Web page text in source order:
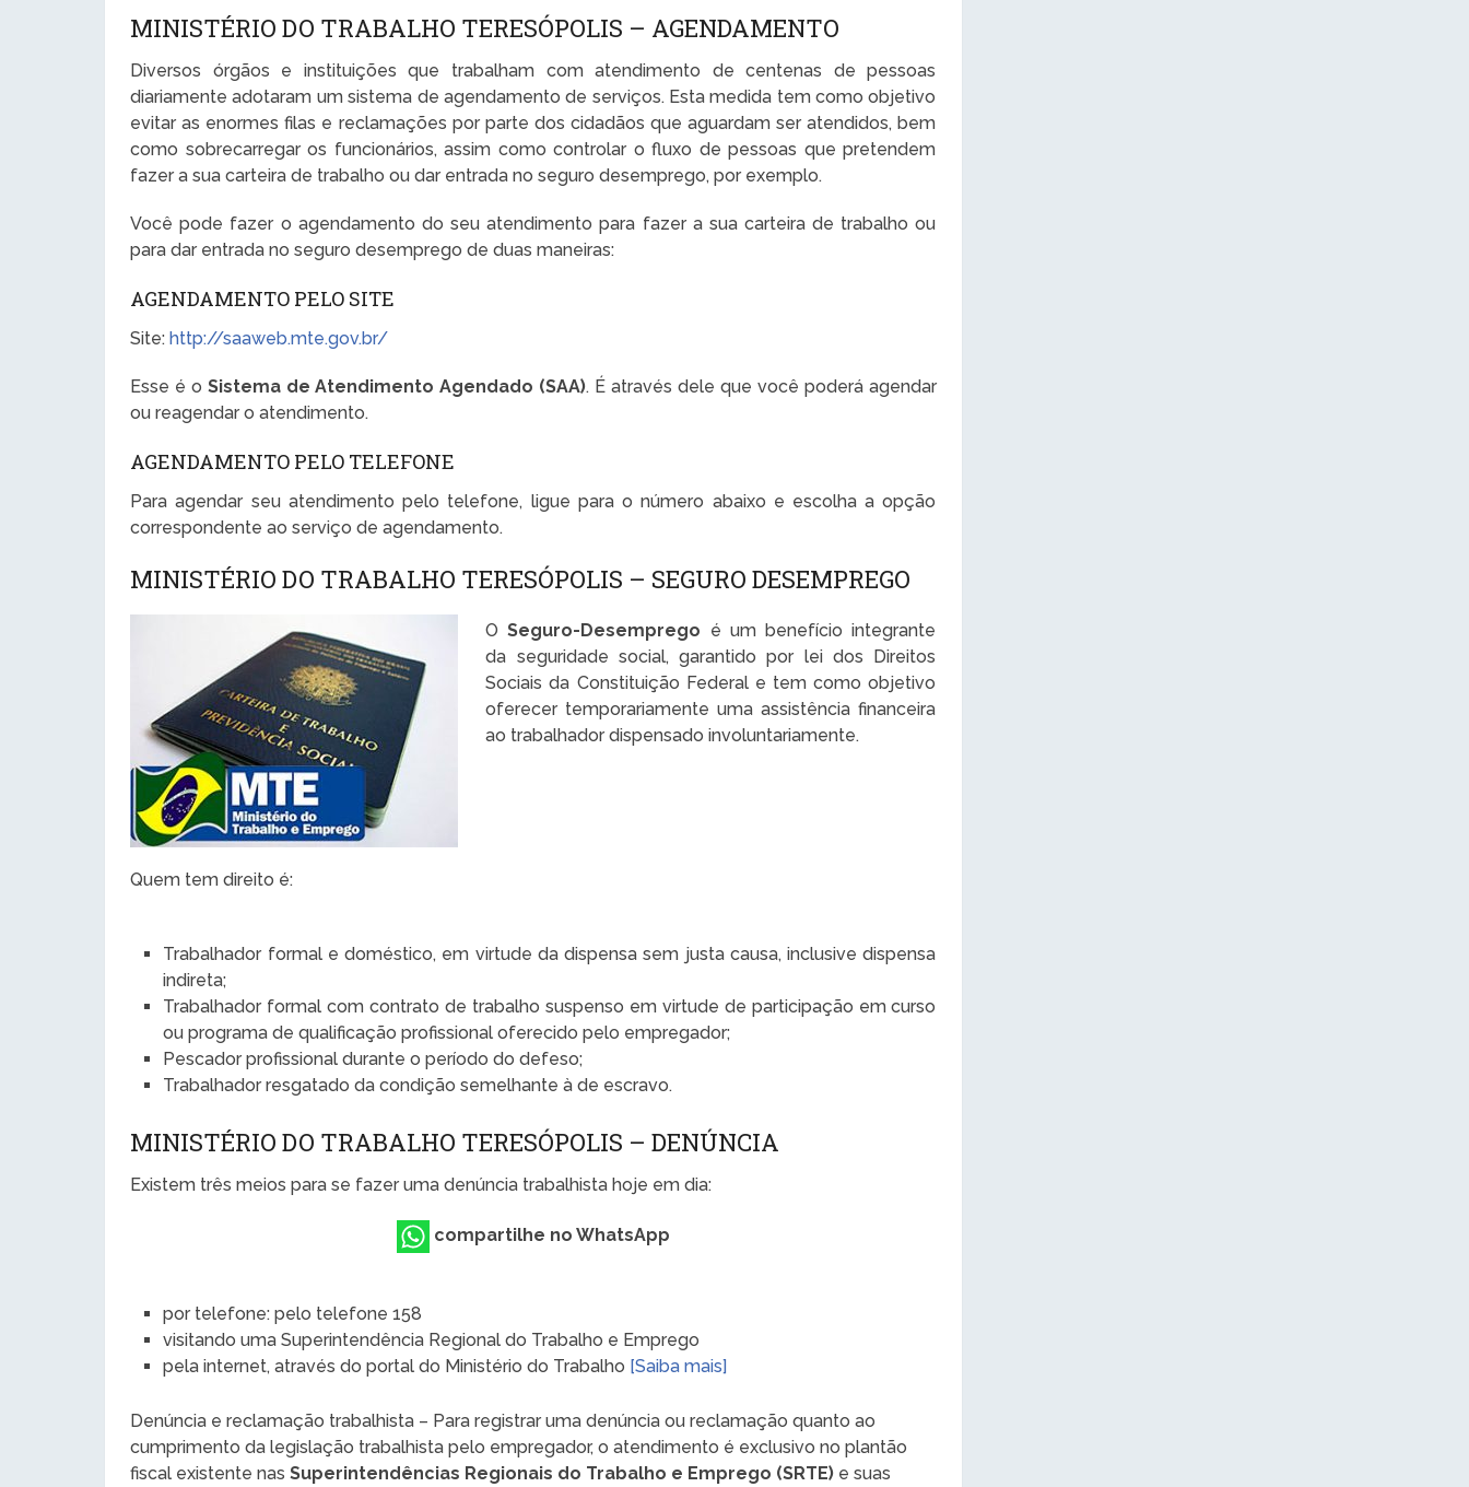
MINISTÉRIO DO TRABALHO TERESÓPOLIS – AGENDAMENTO
Diversos órgãos e instituições que trabalham com atendimento de centenas de pessoas
diariamente adotaram um sistema de agendamento de serviços. Esta medida tem como objetivo
evitar as enormes filas e reclamações por parte dos cidadãos que aguardam ser atendidos, bem
como sobrecarregar os funcionários, assim como controlar o fluxo de pessoas que pretendem
fazer a sua carteira de trabalho ou dar entrada no seguro desemprego, por exemplo.
Você pode fazer o agendamento do seu atendimento para fazer a sua carteira de trabalho ou
para dar entrada no seguro desemprego de duas maneiras:
AGENDAMENTO PELO SITE
Site: http://saaweb.mte.gov.br/
Esse é o Sistema de Atendimento Agendado (SAA). É através dele que você poderá agendar
ou reagendar o atendimento.
AGENDAMENTO PELO TELEFONE
Para agendar seu atendimento pelo telefone, ligue para o número abaixo e escolha a opção
correspondente ao serviço de agendamento.
MINISTÉRIO DO TRABALHO TERESÓPOLIS – SEGURO DESEMPREGO
OSeguro-Desemprego é um benefício integrante
da seguridade social, garantido por lei dos Direitos
Sociais da Constituição Federal e tem como objetivo
oferecer temporariamente uma assistência financeira
ao trabalhador dispensado involuntariamente.
Quem tem direito é:
Trabalhador formal e doméstico, em virtude da dispensa sem justa causa, inclusive dispensa
indireta;
Trabalhador formal com contrato de trabalho suspenso em virtude de participação em curso
ou programa de qualificação profissional oferecido pelo empregador;
Pescador profissional durante o período do defeso;
Trabalhador resgatado da condição semelhante à de escravo.
MINISTÉRIO DO TRABALHO TERESÓPOLIS – DENÚNCIA
Existem três meios para se fazer uma denúncia trabalhista hoje em dia:
compartilhe no WhatsApp
por telefone: pelo telefone 158
visitando uma Superintendência Regional do Trabalho e Emprego
pela internet, através do portal do Ministério do Trabalho [Saiba mais]
Denúncia e reclamação trabalhista – Para registrar uma denúncia ou reclamação quanto ao
cumprimento da legislação trabalhista pelo empregador, o atendimento é exclusivo no plantão
fiscal existente nasSuperintendências Regionais do Trabalho e Emprego (SRTE) e suas